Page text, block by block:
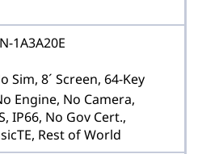
1A3A20E
Sim, 8´ Screen, 64-Key
Engine, No Camera,
IP66, No Gov Cert.,
Rest of World